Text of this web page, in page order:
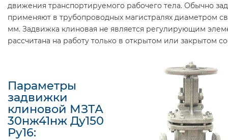
движения транспортируемого рабочего тела. Обычно
применяют в трубопроводных магистралях диаметром
мм. Задвижка клиновая не является регулирующим
рассчитана на работу только в открытом или закрытом
Параметры
задвижки
клиновой МЗТА
30нж41нж Ду150
Ру16: